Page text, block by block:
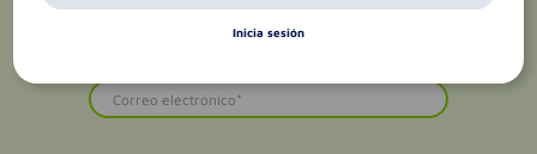
Inicia sesión